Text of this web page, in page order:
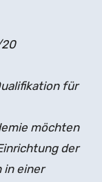
20
für
möchten
der
in einer